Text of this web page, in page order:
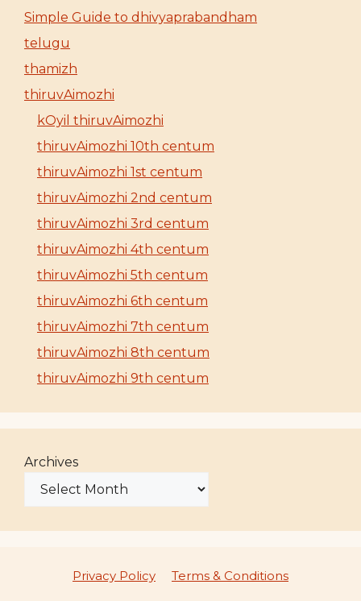
Simple Guide to dhivyaprabandham
telugu
thamizh
thiruvAimozhi
kOyil thiruvAimozhi
thiruvAimozhi 10th centum
thiruvAimozhi 1st centum
thiruvAimozhi 2nd centum
thiruvAimozhi 3rd centum
thiruvAimozhi 4th centum
thiruvAimozhi 5th centum
thiruvAimozhi 6th centum
thiruvAimozhi 7th centum
thiruvAimozhi 8th centum
thiruvAimozhi 9th centum
Archives
Privacy Policy
Terms & Conditions